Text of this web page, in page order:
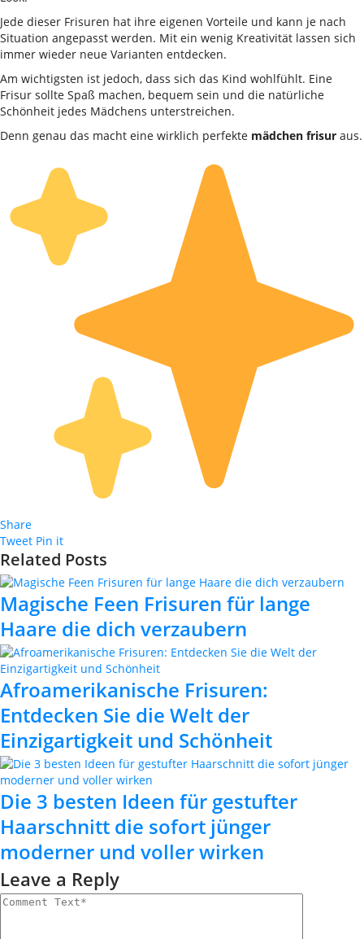
Jede dieser Frisuren hat ihre eigenen Vorteile und kann je nach
Situation angepasst werden. Mit ein wenig Kreativität lassen sich
immer wieder neue Varianten entdecken.
Am wichtigsten ist jedoch, dass sich das Kind wohlfühlt. Eine
Frisur sollte Spaß machen, bequem sein und die natürliche
Schönheit jedes Mädchens unterstreichen.
Denn genau das macht eine wirklich perfekte mädchen frisur aus.
Share
Tweet Pin it
Related Posts
Magische Feen Frisuren für lange
Haare die dich verzaubern
Afroamerikanische Frisuren:
Entdecken Sie die Welt der
Einzigartigkeit und Schönheit
Die 3 besten Ideen für gestufter
Haarschnitt die sofort jünger
moderner und voller wirken
Leave a Reply